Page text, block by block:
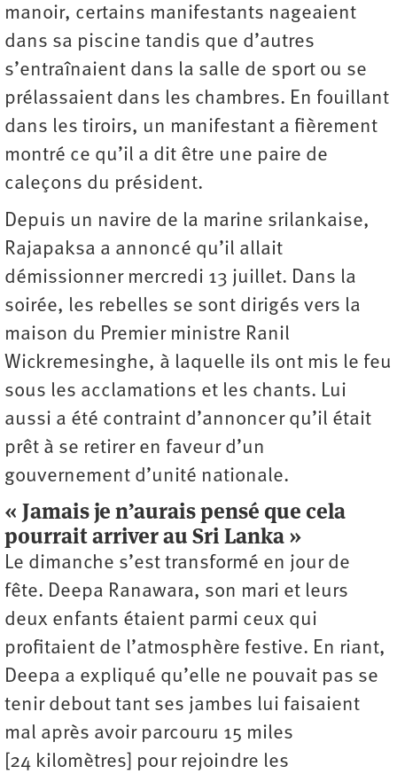
manoir, certains manifestants nageaient
dans sa piscine tandis que d’autres
s’entraînaient dans la salle de sport ou se
prélassaient dans les chambres. En fouillant
dans les tiroirs, un manifestant a fièrement
montré ce qu’il a dit être une paire de
caleçons du président.
Depuis un navire de la marine srilankaise,
Rajapaksa a annoncé qu’il allait
démissionner mercredi 13 juillet. Dans la
soirée, les rebelles se sont dirigés vers la
maison du Premier ministre Ranil
Wickremesinghe, à laquelle ils ont mis le feu
sous les acclamations et les chants. Lui
aussi a été contraint d’annoncer qu’il était
prêt à se retirer en faveur d’un
gouvernement d’unité nationale.
« Jamais je n’aurais pensé que cela
pourrait arriver au Sri Lanka »
Le dimanche s’est transformé en jour de
fête. Deepa Ranawara, son mari et leurs
deux enfants étaient parmi ceux qui
profitaient de l’atmosphère festive. En riant,
Deepa a expliqué qu’elle ne pouvait pas se
tenir debout tant ses jambes lui faisaient
mal après avoir parcouru 15 miles
[24 kilomètres] pour rejoindre les